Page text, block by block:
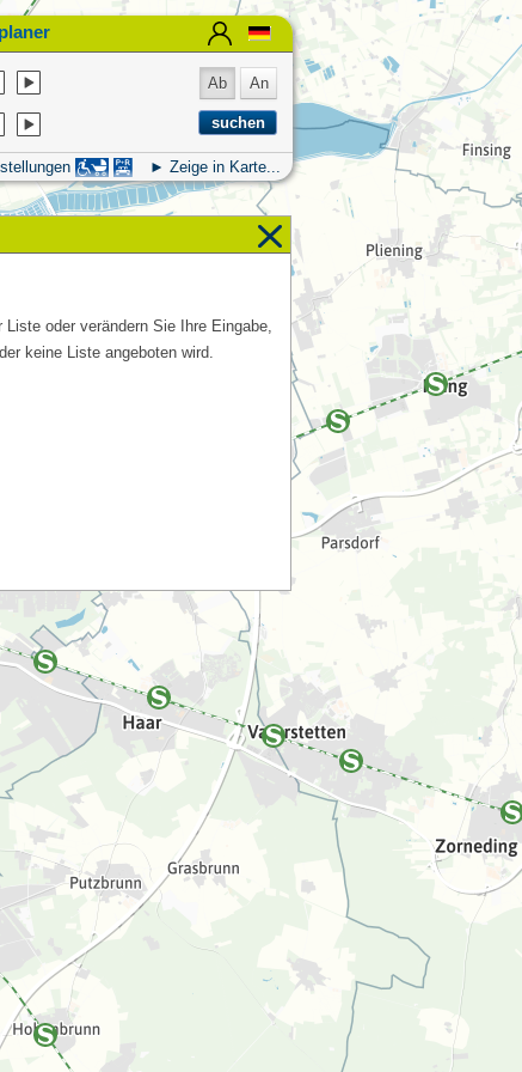
Ab An
Zeige in Karte...
oder verändern Sie Ihre Eingabe,
keine Liste angeboten wird.